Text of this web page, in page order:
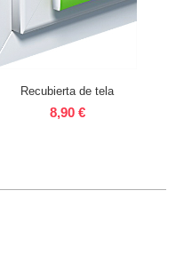
Recubierta de tela
8,90 €